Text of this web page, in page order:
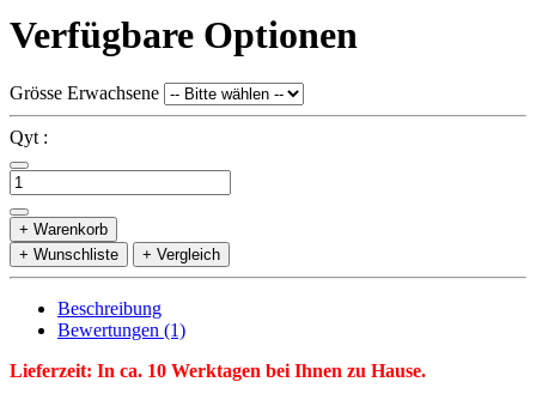
Verfügbare Optionen
Grösse Erwachsene
Qyt :
+ Warenkorb
+ Wunschliste
+ Vergleich
Beschreibung
Bewertungen (1)
Lieferzeit: In ca. 10 Werktagen bei Ihnen zu Hause.